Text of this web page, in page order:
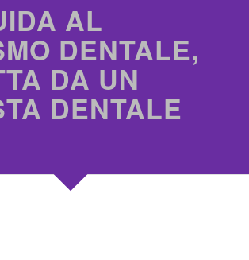
AL
DENTALE,
DA UN
DENTALE